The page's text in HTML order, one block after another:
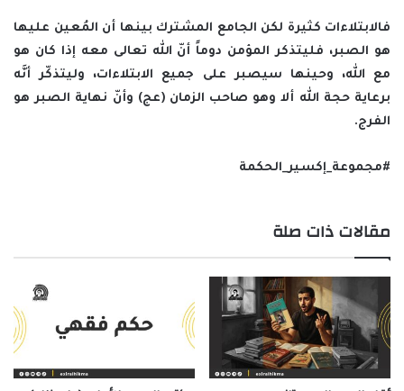
فالابتلاءات كثيرة لكن الجامع المشترك بينها أن المُعين عليها
هو الصبر، فليتذكر المؤمن دوماً أنّ الله تعالى معه إذا كان هو
مع الله، وحينها سيصبر على جميع الابتلاءات، وليتذكّر أنَّه
برعاية حجة الله ألا وهو صاحب الزمان (عج) وأنّ نهاية الصبر هو
الفرج.
#مجموعة_إكسير_الحكمة
مقالات ذات صلة